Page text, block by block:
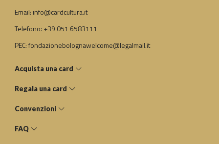
Email: info@cardcultura.it
Telefono: +39 051 6583111
PEC: fondazionebolognawelcome@legalmail.it
Acquista una card
Regala una card
Convenzioni
FAQ